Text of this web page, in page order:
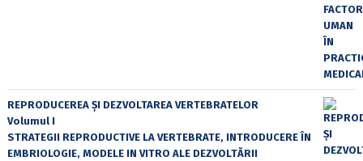
REPRODUCEREA ȘI DEZVOLTAREA VERTEBRATELOR
Volumul I
STRATEGII REPRODUCTIVE LA VERTEBRATE, INTRODUCERE ÎN
EMBRIOLOGIE, MODELE IN VITRO ALE DEZVOLTĂRII